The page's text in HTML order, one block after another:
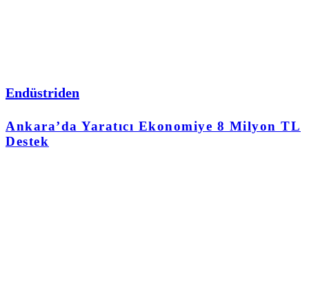
Endüstriden
Ankara’da Yaratıcı Ekonomiye 8 Milyon TL
Destek